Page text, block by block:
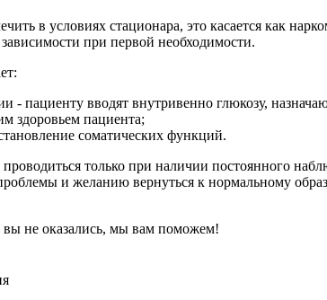
в условиях стационара, это касается как
зависимости при первой необходимости.
- пациенту вводят внутривенно глюкозу,
здоровьем пациента;
соматических функций.
только при наличии постоянного
и желанию вернуться к нормальному
не оказались, мы вам поможем!